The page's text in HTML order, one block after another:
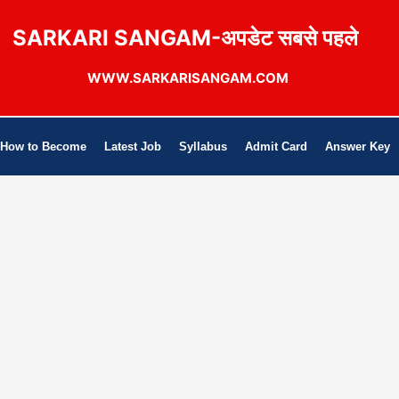
SARKARI SANGAM-अपडेट सबसे पहले
WWW.SARKARISANGAM.COM
How to Become Latest Job Syllabus Admit Card Answer Key